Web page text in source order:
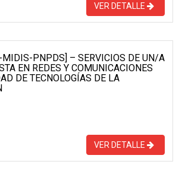
VER DETALLE
MIDIS-PNPDS] – SERVICIOS DE UN/A
EN REDES Y COMUNICACIONES
DE TECNOLOGÍAS DE LA
VER DETALLE